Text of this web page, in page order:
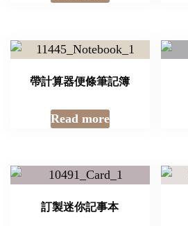
帶計算器便條筆記簿
Read more
訂製迷你記事本